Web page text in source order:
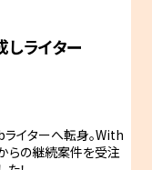
しライター
イターへ転身。With
らの継続案件を受注